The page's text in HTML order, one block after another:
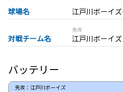
球場名
江戸川ボーイ
対戦チーム名
先攻
江戸川ボーイズ
バッテリー
先攻：江戸川ボーイズ